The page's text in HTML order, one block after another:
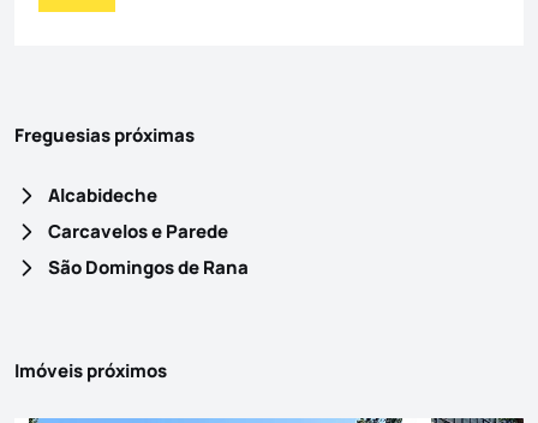
Freguesias próximas
Alcabideche
Carcavelos e Parede
São Domingos de Rana
Imóveis próximos